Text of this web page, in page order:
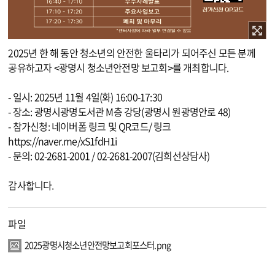
이미지 확대보기
2025년 한 해 동안 청소년의 안전한 울타리가 되어주신 모든 분께
공유하고자 <광명시 청소년안전망 보고회>를 개최합니다.
- 일시: 2025년 11월 4일(화) 16:00-17:30
- 장소: 광명시광명도서관 M층 강당(광명시 원광명안로 48)
- 참가신청: 네이버폼 링크 및 QR코드/ 링크
https://naver.me/xS1fdH1i
- 문의: 02-2681-2001 / 02-2681-2007(김희선상담사)
감사합니다.
파일
2025광명시청소년안전망보고회포스터.png